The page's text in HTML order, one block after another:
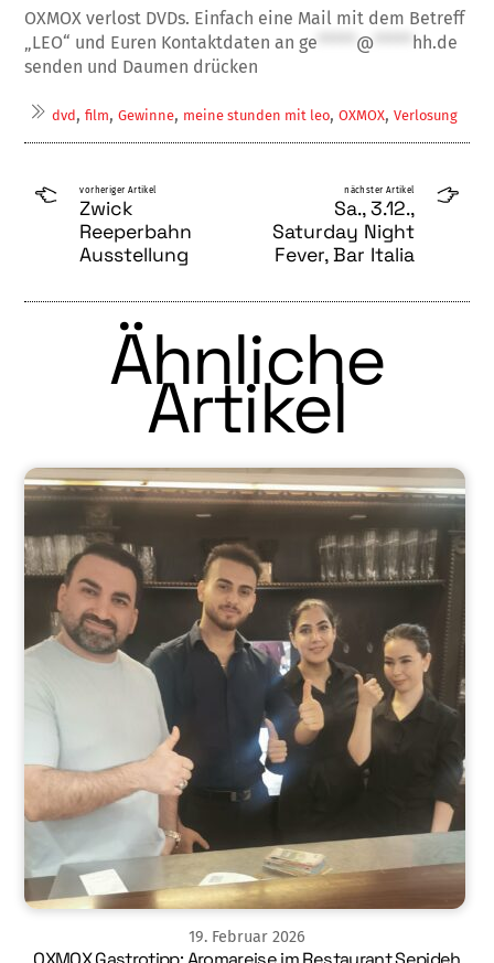
OXMOX verlost DVDs. Einfach eine Mail mit dem Betreff
„LEO“ und Euren Kontaktdaten ange ***** @ ***** hh.de
senden und Daumen drücken
dvd, film, Gewinne, meine stunden mit leo, OXMOX, Verlosung
vorheriger Artikel
Zwick
Reeperbahn
Ausstellung
nächster Artikel
Sa., 3.12.,
Saturday Night
Fever, Bar Italia
Ähnliche
Artikel
19. Februar 2026